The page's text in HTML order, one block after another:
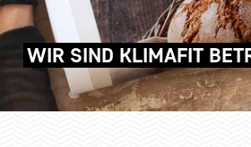
WIR SIND KLIMAFIT